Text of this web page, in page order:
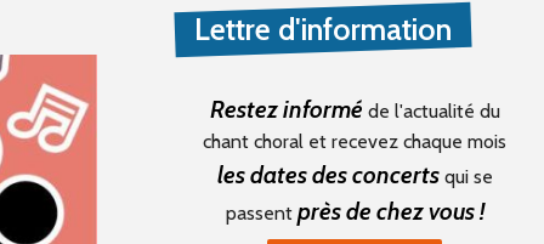
Lettre d'information
Restez informé de l'actualité du
chant choral et recevez chaque mois
les dates des concertsqui se
passent près de chez vous !